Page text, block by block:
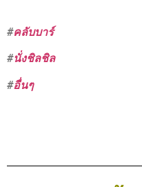
#คลับบาร์
#นั่งชิลชิล
#อื่นๆ